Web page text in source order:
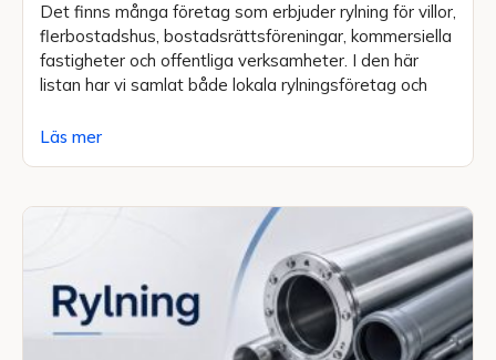
Det finns många företag som erbjuder rylning för villor,
flerbostadshus, bostadsrättsföreningar, kommersiella
fastigheter och offentliga verksamheter. I den här
listan har vi samlat både lokala rylningsföretag och
Läs mer